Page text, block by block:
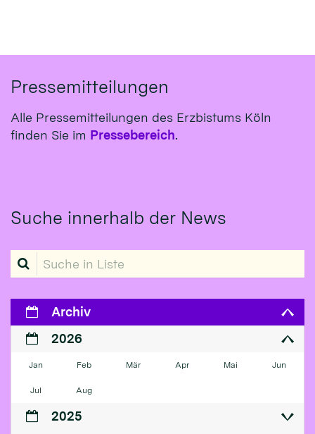
Pressemitteilungen
Alle Pressemitteilungen des Erzbistums Köln
finden Sie im Pressebereich.
Suche innerhalb der News
Suche in Liste
Archiv
2026
Jan Feb Mär Apr Mai Jun
Jul Aug
2025